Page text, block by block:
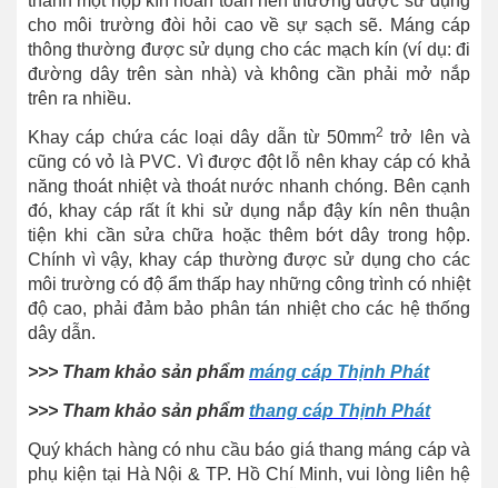
cho môi trường đòi hỏi cao về sự sạch sẽ. Máng cáp
thông thường được sử dụng cho các mạch kín (ví dụ: đi
đường dây trên sàn nhà) và không cần phải mở nắp
trên ra nhiều.
Khay cáp chứa các loại dây dẫn từ 50mm2 trở lên và
cũng có vỏ là PVC. Vì được đột lỗ nên khay cáp có khả
năng thoát nhiệt và thoát nước nhanh chóng. Bên cạnh
đó, khay cáp rất ít khi sử dụng nắp đậy kín nên thuận
tiện khi cần sửa chữa hoặc thêm bớt dây trong hộp.
Chính vì vậy, khay cáp thường được sử dụng cho các
môi trường có độ ẩm thấp hay những công trình có nhiệt
độ cao, phải đảm bảo phân tán nhiệt cho các hệ thống
dây dẫn.
>>> Tham khảo sản phẩm máng cáp Thịnh Phát
>>> Tham khảo sản phẩm thang cáp Thịnh Phát
Quý khách hàng có nhu cầu báo giá thang máng cáp và
phụ kiện tại Hà Nội & TP. Hồ Chí Minh, vui lòng liên hệ